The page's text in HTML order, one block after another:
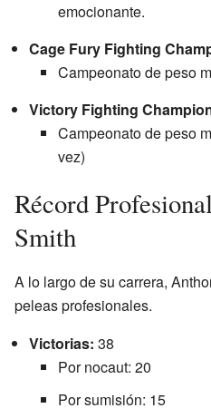
emocionante.
Cage Fury Fighting
Campeonato de peso
Victory Fighting
Campeonato de peso
vez)
Récord
Smith
A lo largo de su carrera,
peleas profesionales.
Victorias: 38
Por nocaut: 20
Por sumisión: 15